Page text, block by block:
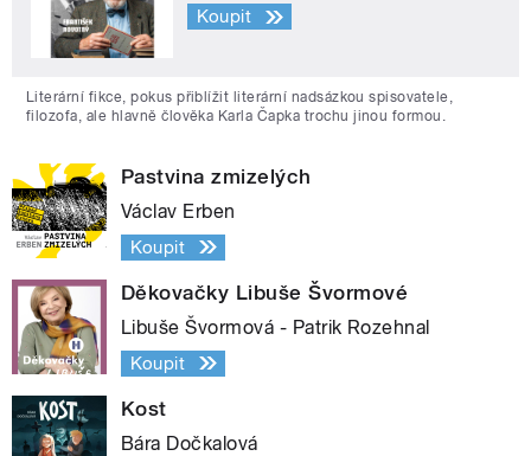
Koupit
Literární fikce, pokus přiblížit literární nadsázkou spisovatele,
filozofa, ale hlavně člověka Karla Čapka trochu jinou formou.
Pastvina zmizelých
Václav Erben
Koupit
Děkovačky Libuše Švormové
Libuše Švormová - Patrik Rozehnal
Koupit
Kost
Bára Dočkalová